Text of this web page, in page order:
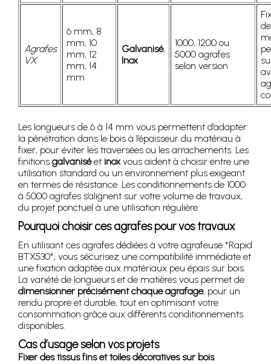
Agrafes
VX
6 mm, 8
mm, 10
mm, 12
mm, 14
mm
Galvanisé,
Inox
1000, 1200 ou
5000 agrafes
selon version
de
Les longueurs de 6 à 14 mm vous permettent d’adapter
la pénétration dans le bois à l’épaisseur du matériau à
fixer, pour éviter les traversées ou les arrachements. Les
finitions galvaniséet inoxvous aident à choisir entre une
utilisation standard ou un environnement plus exigeant
en termes de résistance. Les conditionnements de 1000
à 5000 agrafes s’alignent sur votre volume de travaux,
du projet ponctuel à une utilisation régulière.
Pourquoi choisir ces agrafes pour vos travaux
En utilisant ces agrafes dédiées à votre agrafeuse *Rapid
BTX530*, vous sécurisez une compatibilité immédiate et
une fixation adaptée aux matériaux peu épais sur bois.
La variété de longueurs et de matières vous permet de
dimensionner précisément chaque agrafage, pour un
rendu propre et durable, tout en optimisant votre
consommation grâce aux différents conditionnements
disponibles.
Cas d’usage selon vos projets
Fixer des tissus fins et toiles décoratives sur bois